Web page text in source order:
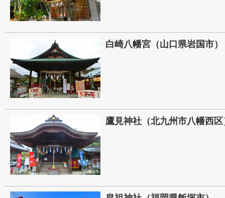
白崎八幡宮（山口県岩国市）
鷹見神社（北九州市八幡西区